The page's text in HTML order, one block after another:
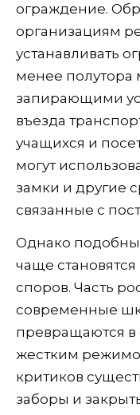
ограждение.
организациям
устанавливать
менее полутора
запирающими
въезда
учащихся и
могут
замки и другие
связанные с
Однако
чаще
споров. Часть
современные
превращаются в
жестким
критиков
заборы и